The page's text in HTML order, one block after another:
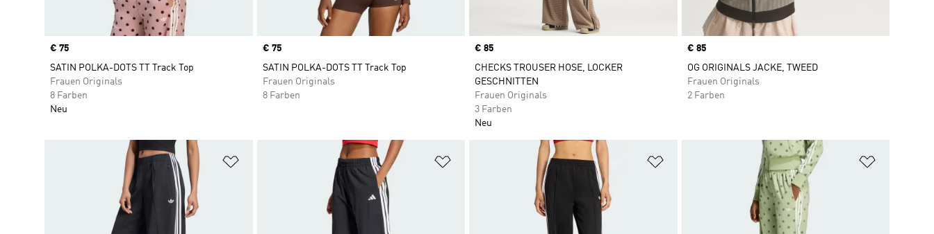
Price
€ 75
SATIN POLKA-DOTS TT Track Top
Frauen Originals
8 Farben
Neu
Price
€ 75
SATIN POLKA-DOTS TT Track Top
Frauen Originals
8 Farben
Price
€ 85
CHECKS TROUSER HOSE, LOCKER
GESCHNITTEN
Frauen Originals
3 Farben
Neu
Price
€ 85
OG ORIGINALS JACKE, TWEED
Frauen Originals
2 Farben
Zur Wunschliste hinzufügen Zur Wunschliste hinzufügen Zur Wunschliste hinzufügen